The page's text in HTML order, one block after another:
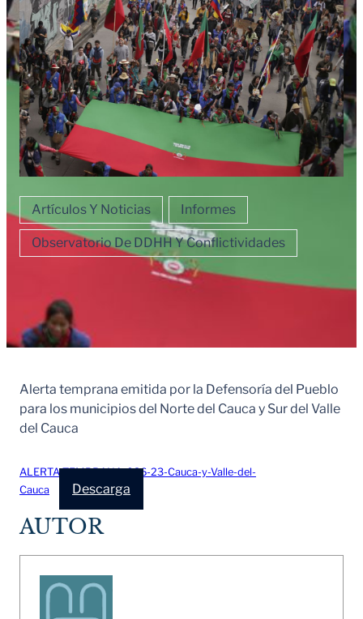
Artículos Y Noticias Informes
Observatorio De DDHH Y Conflictividades
Alerta temprana emitida por la Defensoría del Pueblo
para los municipios del Norte del Cauca y Sur del Valle
del Cauca
ALERTA-TEMPRANA-036-23-Cauca-y-Valle-del-
Cauca
Descarga
AUTOR